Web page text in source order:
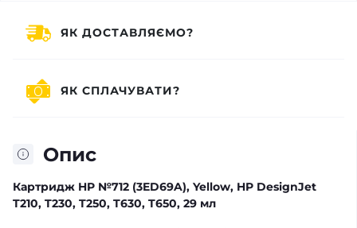
Опис
Картридж HP №712 (3ED69A), Yellow, HP DesignJet
T210, T230, T250, T630, T650, 29 мл
ЯК ДОСТАВЛЯЄМО?
ЯК СПЛАЧУВАТИ?